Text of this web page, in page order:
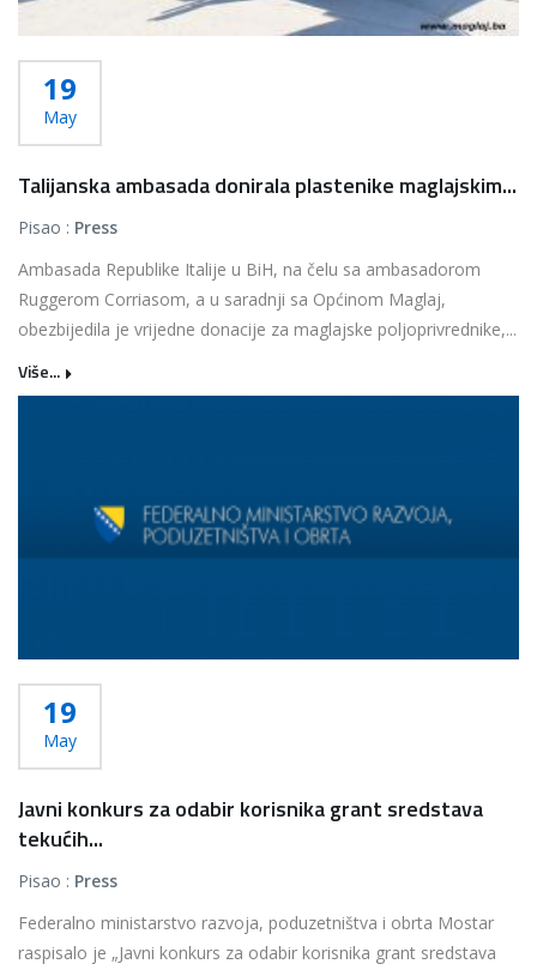
19
May
Talijanska ambasada donirala plastenike maglajskim...
Pisao : Press
Ambasada Republike Italije u BiH, na čelu sa ambasadorom
Ruggerom Corriasom, a u saradnji sa Općinom Maglaj,
obezbijedila je vrijedne donacije za maglajske poljoprivrednike,...
Više...
19
May
Javni konkurs za odabir korisnika grant sredstava
tekućih...
Pisao : Press
Federalno ministarstvo razvoja, poduzetništva i obrta Mostar
raspisalo je „Javni konkurs za odabir korisnika grant sredstava